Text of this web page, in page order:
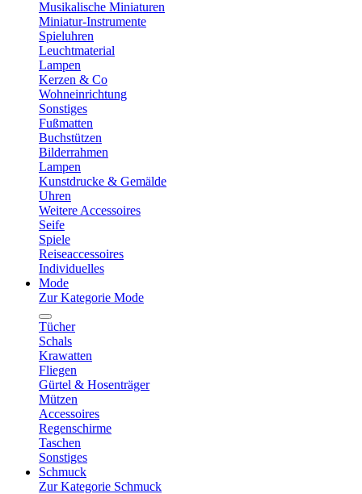
Musikalische Miniaturen
Miniatur-Instrumente
Spieluhren
Leuchtmaterial
Lampen
Kerzen & Co
Wohneinrichtung
Sonstiges
Fußmatten
Buchstützen
Bilderrahmen
Lampen
Kunstdrucke & Gemälde
Uhren
Weitere Accessoires
Seife
Spiele
Reiseaccessoires
Individuelles
Mode
Zur Kategorie Mode
Tücher
Schals
Krawatten
Fliegen
Gürtel & Hosenträger
Mützen
Accessoires
Regenschirme
Taschen
Sonstiges
Schmuck
Zur Kategorie Schmuck